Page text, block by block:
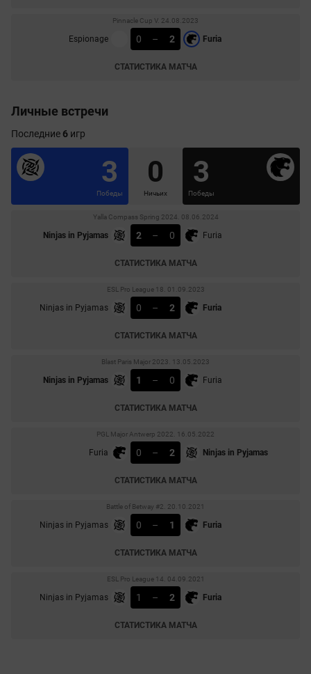
Pinnacle Cup V. 24.08.2023
Espionage 0 – 2 Furia
СТАТИСТИКА МАТЧА
Личные встречи
Последние 6 игр
3
Победы
0
Ничьих
3
Победы
Yalla Compass Spring 2024. 08.06.2024
Ninjas in Pyjamas 2 – 0 Furia
СТАТИСТИКА МАТЧА
ESL Pro League 18. 01.09.2023
Ninjas in Pyjamas 0 – 2 Furia
СТАТИСТИКА МАТЧА
Blast Paris Major 2023. 13.05.2023
Ninjas in Pyjamas 1 – 0 Furia
СТАТИСТИКА МАТЧА
PGL Major Antwerp 2022. 16.05.2022
Furia 0 – 2 Ninjas in Pyjamas
СТАТИСТИКА МАТЧА
Battle of Betway #2. 20.10.2021
Ninjas in Pyjamas 0 – 1 Furia
СТАТИСТИКА МАТЧА
ESL Pro League 14. 04.09.2021
Ninjas in Pyjamas 1 – 2 Furia
СТАТИСТИКА МАТЧА